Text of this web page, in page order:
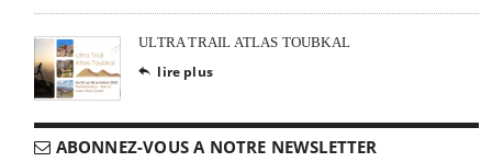
ULTRA TRAIL ATLAS TOUBKAL
 lire plus
ABONNEZ-VOUS A NOTRE NEWSLETTER